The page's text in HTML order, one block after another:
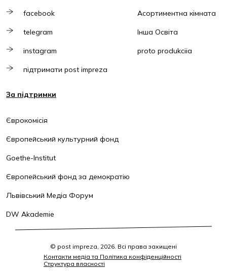
facebook
telegram
instagram
підтримати post impreza
Асортиментна кімната
Інша Освіта
proto produkciia
За підтримки
Єврокомісія
Європейський культурний фонд
Goethe-Institut
Європейський фонд за демократію
Львівський Медіа Форум
DW Akademie
© post impreza, 2026. Всі права захищені
Контакти медіа та Політика конфіденційності
Структура власності